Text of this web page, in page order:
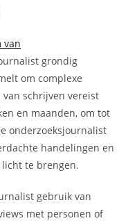
van
grondig
om complexe
van schrijven vereist
en maanden, om tot
onderzoeksjournalist
handelingen en
te brengen.
gebruik van
met personen of